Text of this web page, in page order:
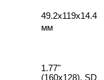
49.2x119x14.4
мм
1.77"
(160x128), SD